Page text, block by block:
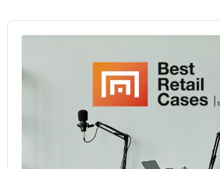
Audio
Player